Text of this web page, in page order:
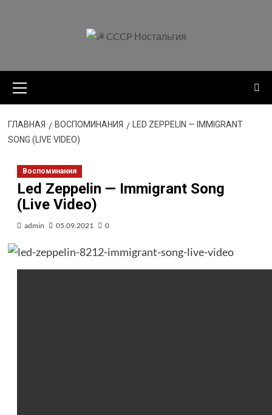
меню
ГЛАВНАЯ ВОСПОМИНАНИЯ
LED ZEPPELIN — IMMIGRANT
SONG (LIVE VIDEO)
Воспоминания
Led Zeppelin — Immigrant Song
(Live Video)
admin 05.09.2021 0